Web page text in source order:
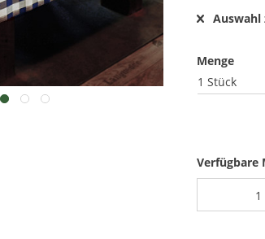
Auswahl
Menge
1 Stück
Verfügbare